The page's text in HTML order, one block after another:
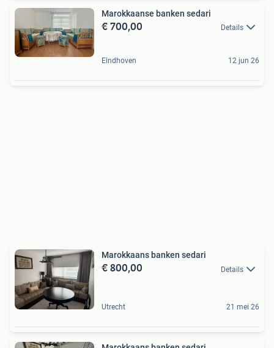
Marokkaanse banken sedari
€ 700,00 Details
Eindhoven 12 jun 26
Marokkaans banken sedari
€ 800,00 Details
Utrecht 21 mei 26